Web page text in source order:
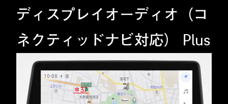
ディスプレイオーディオ（コ
ネクティッドナビ対応） Plus
＊37